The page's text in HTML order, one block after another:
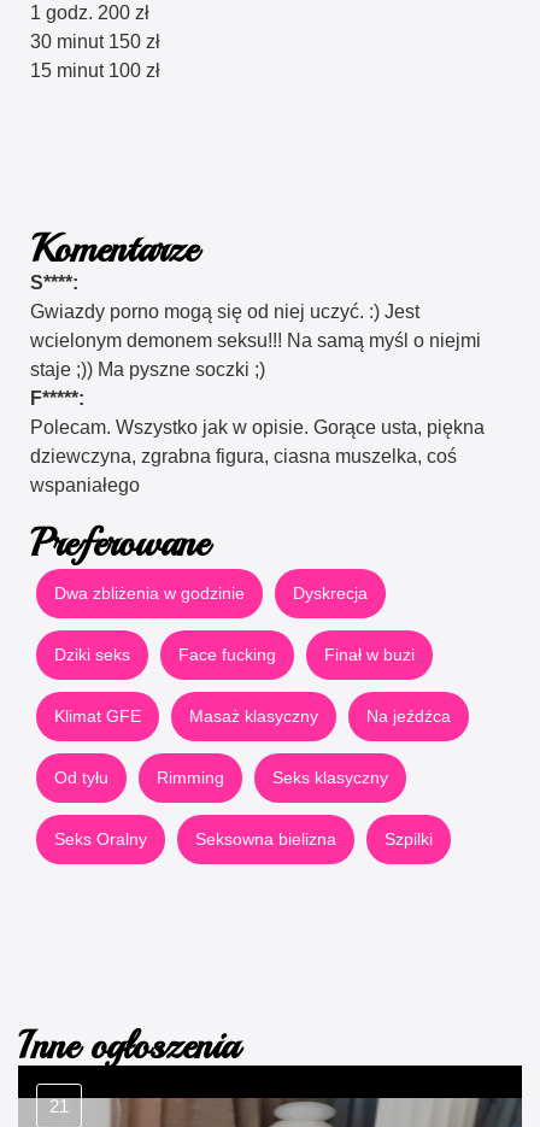
1 godz. 200 zł
30 minut 150 zł
15 minut 100 zł
Komentarze
S****:
Gwiazdy porno mogą się od niej uczyć. :) Jest
wcielonym demonem seksu!!! Na samą myśl o niejmi
staje ;)) Ma pyszne soczki ;)
F*****:
Polecam. Wszystko jak w opisie. Gorące usta, piękna
dziewczyna, zgrabna figura, ciasna muszelka, coś
wspaniałego
Preferowane
Dwa zbliżenia w godzinie Dyskrecja
Dziki seks Face fucking Finał w buzi
Klimat GFE Masaż klasyczny Na jeźdźca
Od tyłu Rimming Seks klasyczny
Seks Oralny Seksowna bielizna Szpilki
Inne ogłoszenia
21